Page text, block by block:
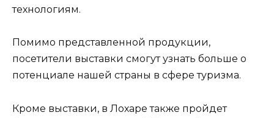
технологиям.
Помимо представленной продукции,
посетители выставки смогут узнать больше о
потенциале нашей страны в сфере туризма.
Кроме выставки, в Лохаре также пройдет